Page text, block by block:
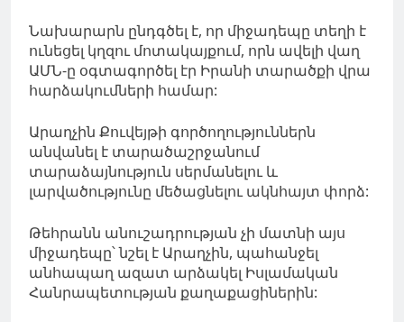
Նախարարն ընդգծել է, որ միջադեպը տեղի է
ունեցել կղզու մոտակայքում, որն ավելի վաղ
ԱՄՆ-ը օգտագործել էր Իրանի տարածքի վրա
հարձակումների համար:
Արաղչին Քուվեյթի գործողություններն
անվանել է տարածաշրջանում
տարաձայնություն սերմանելու և
լարվածությունը մեծացնելու ակնհայտ փորձ:
Թեհրանն անուշադրության չի մատնի այս
միջադեպը՝ նշել է Արաղչին, պահանջել
անհապաղ ազատ արձակել Իսլամական
Հանրապետության քաղաքացիներին: